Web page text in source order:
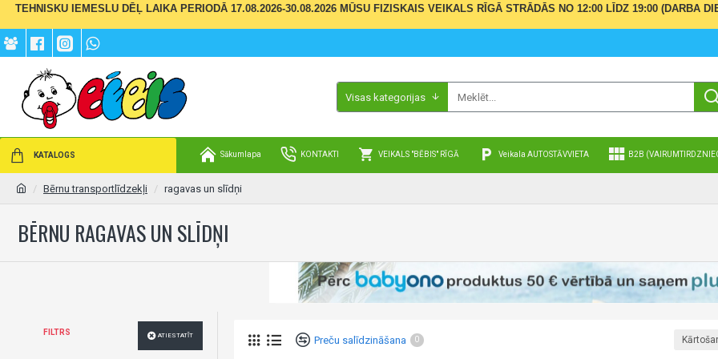
TEHNISKU IEMESLU DĒĻ LAIKA PERIODĀ 17.08.2026-30.08.2026 MŪSU FIZISKAIS VEIKALS RĪGĀ STRĀDĀS NO 12:00 LĪDZ 19:00 (DARBA
Visas kategorijas
KATALOGS Sākumlapa KONTAKTI VEIKALS "BĒBIS" RĪGĀ Veikala AUTOSTĀVVIETA B2B
Bērnu transportlīdzekļi ragavas un slīdņi
BĒRNU RAGAVAS UN SLĪDŅI
FILTRS ATIESTATĪT Preču salīdzināšana 0